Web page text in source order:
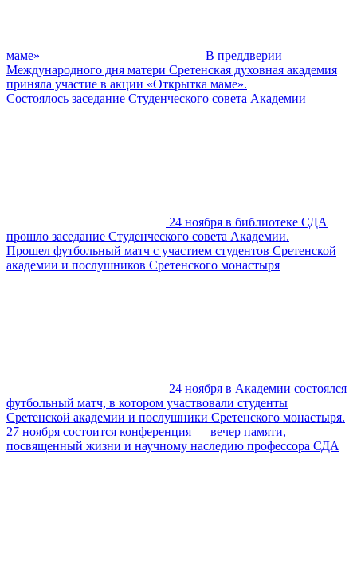
маме»
В преддверии
Международного дня матери Сретенская духовная академия
приняла участие в акции «Открытка маме».
Состоялось заседание Студенческого совета Академии
24 ноября в библиотеке СДА
прошло заседание Студенческого совета Академии.
Прошел футбольный матч с участием студентов Сретенской
академии и послушников Сретенского монастыря
24 ноября в Академии состоялся
футбольный матч, в котором участвовали студенты
Сретенской академии и послушники Сретенского монастыря.
27 ноября состоится конференция — вечер памяти,
посвященный жизни и научному наследию профессора СДА